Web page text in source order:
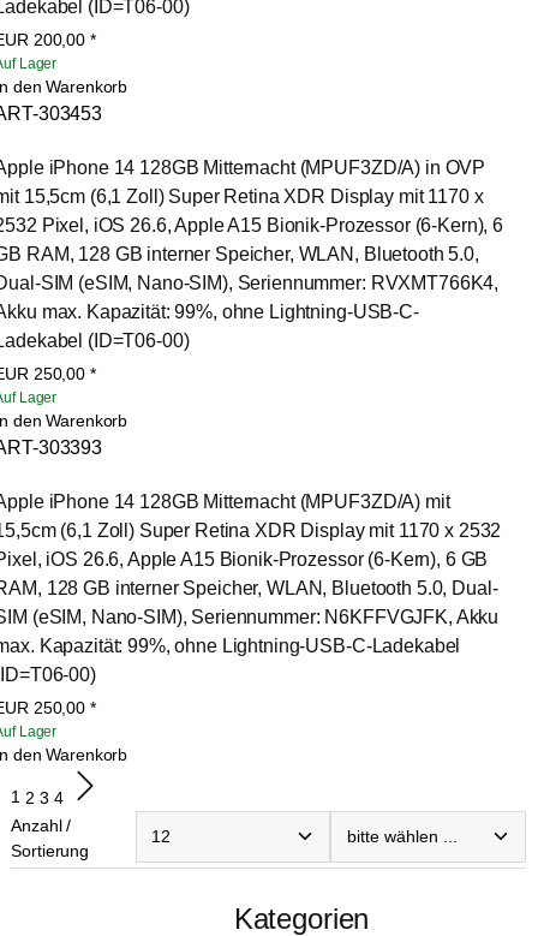
(ID=T06-00)
200,00 *
Lager
den Warenkorb
303453
iPhone 14 128GB Mitternacht (MPUF3ZD/A) in OVP
15,5cm (6,1 Zoll) Super Retina XDR Display mit 1170 x
Pixel, iOS 26.6, Apple A15 Bionik-Prozessor (6-Kern), 6
RAM, 128 GB interner Speicher, WLAN, Bluetooth 5.0,
SIM (eSIM, Nano-SIM), Seriennummer: RVXMT766K4,
max. Kapazität: 99%, ohne Lightning-USB-C-
(ID=T06-00)
250,00 *
Lager
den Warenkorb
303393
iPhone 14 128GB Mitternacht (MPUF3ZD/A) mit
(6,1 Zoll) Super Retina XDR Display mit 1170 x 2532
iOS 26.6, Apple A15 Bionik-Prozessor (6-Kern), 6 GB
128 GB interner Speicher, WLAN, Bluetooth 5.0, Dual-
(eSIM, Nano-SIM), Seriennummer: N6KFFVGJFK, Akku
Kapazität: 99%, ohne Lightning-USB-C-Ladekabel
00)
250,00 *
Lager
den Warenkorb
1 2 3 4
Anzahl /
Sortierung
Kategorien